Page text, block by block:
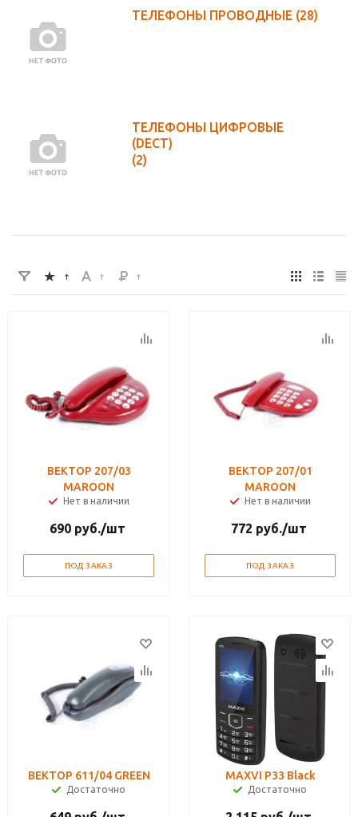
ТЕЛЕФОНЫ ПРОВОДНЫЕ (28)
ТЕЛЕФОНЫ ЦИФРОВЫЕ
(DECT)
(2)
ВЕКТОР 207/03
MAROON
Нет в наличии
690руб./шт
ПОД ЗАКАЗ
ВЕКТОР 207/01
MAROON
Нет в наличии
772 руб./шт
ПОД ЗАКАЗ
ВЕКТОР 611/04 GREEN
Достаточно
MAXVI P33 Black
Достаточно